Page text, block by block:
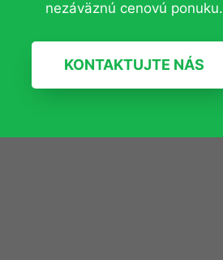
nezáväznú cenovú ponuku.
KONTAKTUJTE NÁS